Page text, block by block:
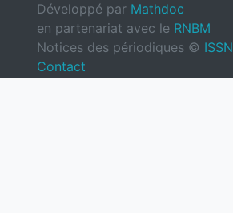
Développé par Mathdoc
en partenariat avec le RNBM
Notices des périodiques © ISSN
Contact